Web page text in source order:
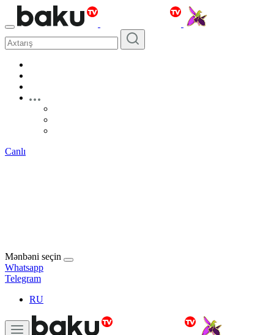
Canlı
Mənbəni seçin
Whatsapp
Telegram
RU